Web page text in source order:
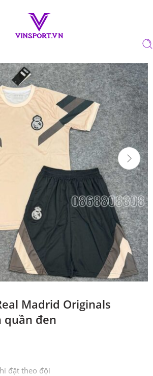
Madrid Originals
quần đen
đặt theo đội